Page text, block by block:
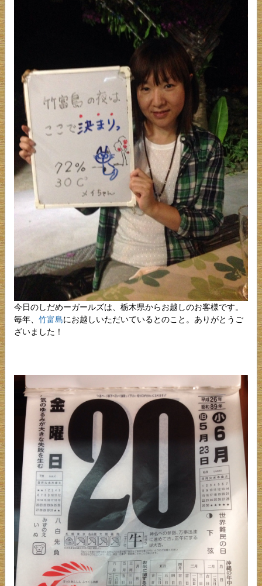
今日のしだめーガールズは、栃木県からお越しのお客様です。
毎年、 竹富島にお越しいただいているとのこと。ありがとうご
ざいました！